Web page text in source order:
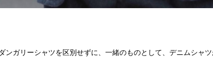
ンガリーシャツを区別せずに、一緒のものとして、デニムシャ